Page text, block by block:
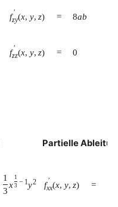
f ′
zy(x, y, z) = 8ab
f ′
zz(x, y, z) = 0
Partielle
1
3
x
1
3 − 1y2 f ′
xx(x, y, z) =